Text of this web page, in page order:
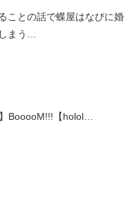
ことの話で蝶屋はなびに婚
まう…
BooooM!!!【holol…